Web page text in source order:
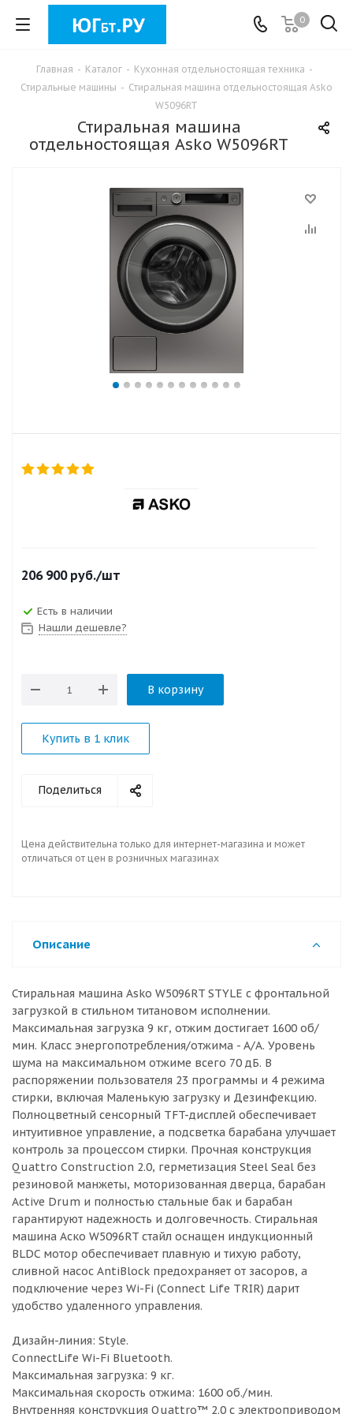
0
Главная - Каталог - Кухонная отдельностоящая техника -
Стиральные машины - Стиральная машина отдельностоящая Asko
W5096RT
Стиральная машина
отдельностоящая Asko W5096RT
206 900руб./шт
Есть в наличии
Нашли дешевле?
В корзину
Купить в 1 клик
Поделиться
Цена действительна только для интернет-магазина и может
отличаться от цен в розничных магазинах
Описание
Стиральная машина Asko W5096RT STYLE с фронтальной
загрузкой в стильном титановом исполнении.
Максимальная загрузка 9 кг, отжим достигает 1600 об/
мин. Класс энергопотребления/отжима - A/A. Уровень
шума на максимальном отжиме всего 70 дБ. В
распоряжении пользователя 23 программы и 4 режима
стирки, включая Маленькую загрузку и Дезинфекцию.
Полноцветный сенсорный TFT-дисплей обеспечивает
интуитивное управление, а подсветка барабана улучшает
контроль за процессом стирки. Прочная конструкция
Quattro Construction 2.0, герметизация Steel Seal без
резиновой манжеты, моторизованная дверца, барабан
Active Drum и полностью стальные бак и барабан
гарантируют надежность и долговечность. Стиральная
машина Аско W5096RT стайл оснащен индукционный
BLDC мотор обеспечивает плавную и тихую работу,
сливной насос AntiBlock предохраняет от засоров, а
подключение через Wi-Fi (Connect Life TRIR) дарит
удобство удаленного управления.
Дизайн-линия: Style.
ConnectLife Wi-Fi Bluetooth.
Максимальная загрузка: 9 кг.
Максимальная скорость отжима: 1600 об./мин.
Внутренняя конструкция Quattro™ 2.0 с электроприводом